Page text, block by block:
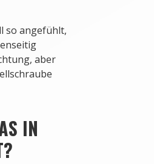
so angefühlt,
aber
IN